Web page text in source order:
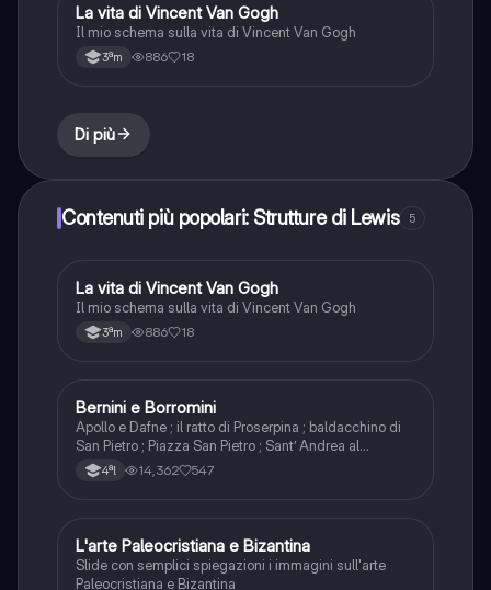
Arte
La vita di Vincent Van Gogh
Il mio schema sulla vita di Vincent Van Gogh
3ªm 886 18
Di più
Contenuti più popolari: Strutture di Lewis 5
Arte
La vita di Vincent Van Gogh
Il mio schema sulla vita di Vincent Van Gogh
3ªm 886 18
Arte
Bernini e Borromini
Apollo e Dafne ; il ratto di Proserpina ; baldacchino di
San Pietro ; Piazza San Pietro ; Sant’ Andrea al
Quirinale; San Carlo alle 4 fontane ; Sant’Ivo alla
Sapienza ; galleria di Palazzo Spada ; Bernini e
4ªl 14,362 547
Arte
L'arte Paleocristiana e Bizantina
Slide con semplici spiegazioni i immagini sull'arte
Paleocristiana e Bizantina